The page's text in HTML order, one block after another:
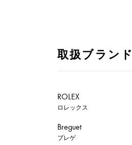
取扱ブランド
ROLEX
ロレックス
Breguet
ブレゲ